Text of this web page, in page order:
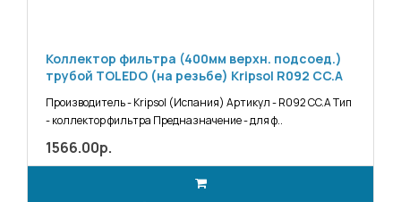
Коллектор фильтра (400мм верхн. подсоед.)
трубой TOLEDO (на резьбе) Kripsol R092 CC.A
Производитель - Kripsol (Испания) Артикул - R092 CC.A Тип
- коллектор фильтра Предназначение - для ф..
1566.00р.